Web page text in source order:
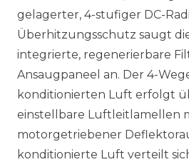
gelagerter, 4-stufiger DC-
Überhitzungsschutz saugt
integrierte, regenerierbare
Ansaugpaneel an. Der 4-
konditionierten Luft erfolgt
einstellbare Luftleitlamellen
motorgetriebener
konditionierte Luft verteilt